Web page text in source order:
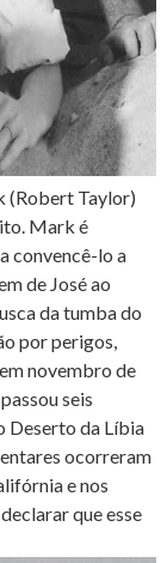
(Robert Taylor)
Mark é
convencê-lo a
de José ao
da tumba do
por perigos,
novembro de
seis
Deserto da Líbia
ocorreram
e nos
que esse